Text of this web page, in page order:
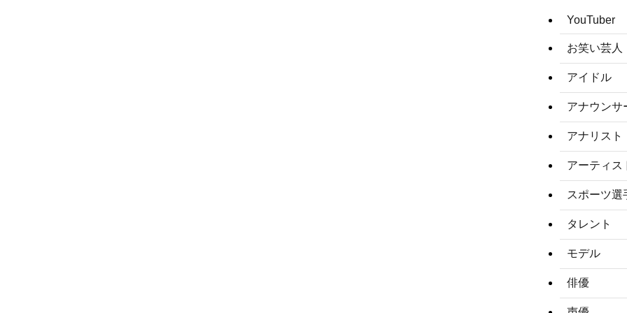
YouTuber
お笑い芸人
アイドル
アナウンサ
アナリスト
アーティス
スポーツ選
タレント
モデル
俳優